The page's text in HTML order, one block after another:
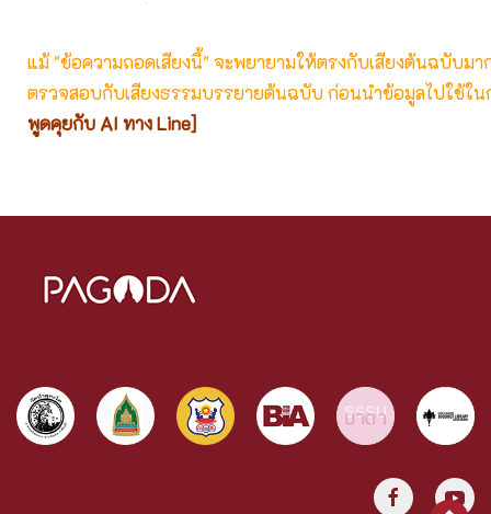
แม้ "ข้อความถอดเสียงนี้" จะพยายามให้ตรงกับเสียงต้นฉบับม
ตรวจสอบกับเสียงธรรมบรรยายต้นฉบับ ก่อนนำข้อมูลไปใช้ใน
พูดคุยกับ AI ทาง Line]